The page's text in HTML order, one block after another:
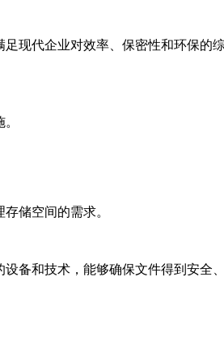
现代企业对效率、保密性和环保的
储空间的需求。
备和技术，能够确保文件得到安全